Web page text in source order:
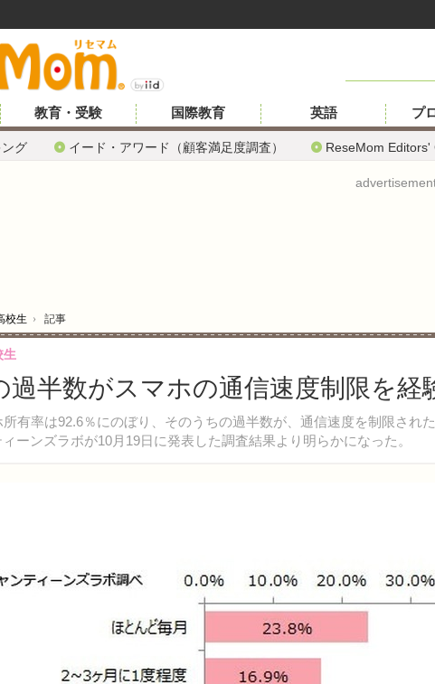
グ イード・アワード（顧客満足度調査） ReseMom Editors'
教育・受験 国際教育 英語 プ
校生 › 記事
過半数がスマホの通信速度制限を経
有率は92.6％にのぼり、そのうちの過半数が、通信速度を制限され
ーンズラボが10月19日に発表した調査結果より明らかになった。
生